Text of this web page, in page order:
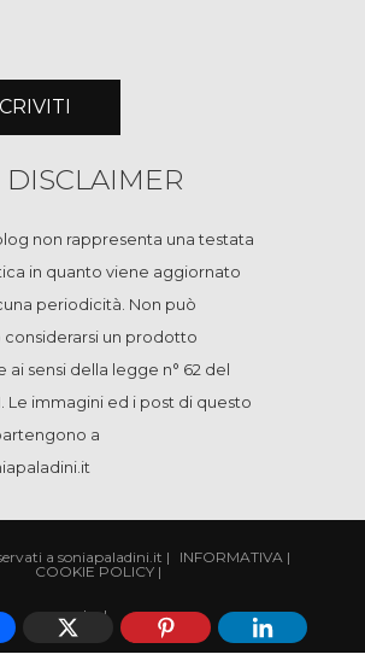
DISCLAIMER
non rappresenta una testata
in quanto viene aggiornato
periodicità. Non può
un prodotto
ai sensi della legge n° 62 del
Le immagini ed i post di questo
a
a soniapaladini.it | INFORMATIVA |
COOKIE POLICY |
|cp|